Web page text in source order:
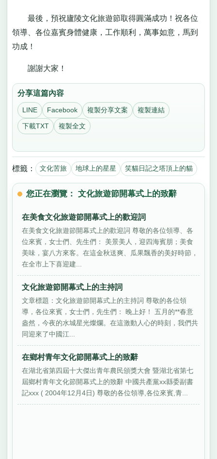
最後，預祝廬陵文化旅遊節取得圓滿成功！祝各位
領導、各位嘉賓身體健康，工作順利，萬事如意，馬到
功成！
謝謝大家！
分享這篇內容
LINE Facebook 複製分享文案 複製連結
下載TXT 複製全文
標籤： 文化苦旅 地球上的星星 笑貓日記之塔頂上的貓
您正在瀏覽： 文化旅遊節開幕式上的致辭
在美食文化旅遊節開幕式上的歡迎詞
在美食文化旅遊節開幕式上的歡迎詞 尊敬的各位領導、各
位來賓，女士們、先生們： 美景美人，迎四海賓朋；美食
美味，宴八方來客。在這金秋送爽、瓜果飄香的美好時節，
在全市上下喜迎建...
文化旅遊節開幕式上的主持詞
文章標題：文化旅遊節開幕式上的主持詞 尊敬的各位領
導，各位來賓，女士們，先生們： 晚上好！ 五月的**春意
盎然，今夜的水城星光燦爛。在這激動人心的時刻，我們共
同迎來了中國江...
在鄉村青年文化節開幕式上的致辭
在湖北省第四屆十大傑出青年農民頒獎大會 暨湖北省第七
屆鄉村青年文化節開幕式上的致辭 中國共產黨xx縣委副書
記xxx ( 2004年12月4日) 尊敬的各位領導,各位來賓,青...